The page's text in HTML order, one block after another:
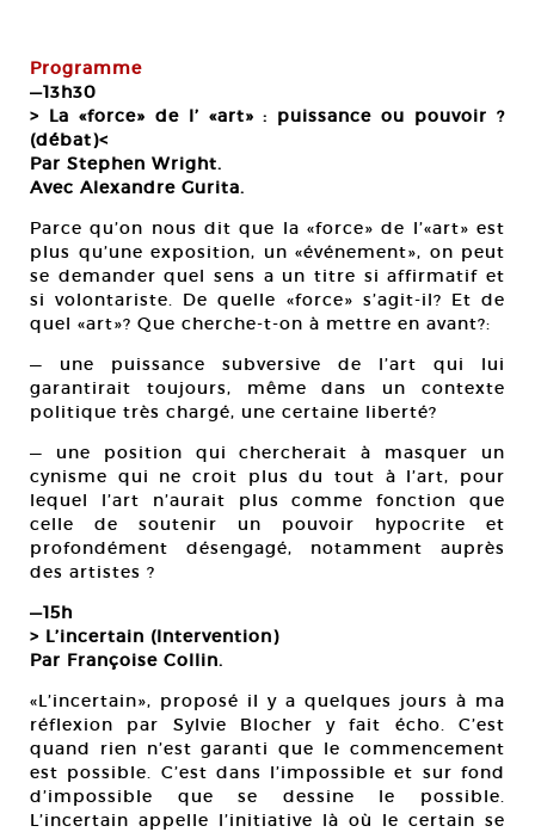
Programme
—13h30
> La «force» de l’ «art» : puissance ou pouvoir ?
(débat)<
Par Stephen Wright.
Avec Alexandre Gurita.
Parce qu’on nous dit que la «force» de l’«art» est
plus qu’une exposition, un «événement», on peut
se demander quel sens a un titre si affirmatif et
si volontariste. De quelle «force» s’agit-il? Et de
quel «art»? Que cherche-t-on à mettre en avant?:
— une puissance subversive de l’art qui lui
garantirait toujours, même dans un contexte
politique très chargé, une certaine liberté?
— une position qui chercherait à masquer un
cynisme qui ne croit plus du tout à l’art, pour
lequel l’art n’aurait plus comme fonction que
celle de soutenir un pouvoir hypocrite et
profondément désengagé, notamment auprès
des artistes ?
—15h
> L’incertain (Intervention)
Par Françoise Collin.
«L’incertain», proposé il y a quelques jours à ma
réflexion par Sylvie Blocher y fait écho. C’est
quand rien n’est garanti que le commencement
est possible. C’est dans l’impossible et sur fond
d’impossible que se dessine le possible.
L’incertain appelle l’initiative là où le certain se